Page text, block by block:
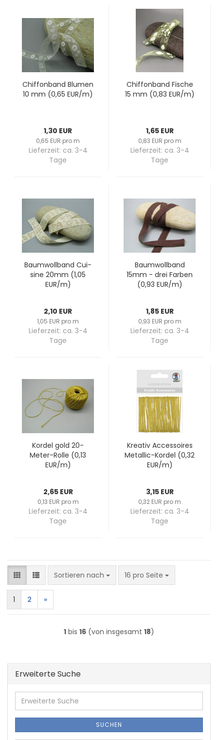
Chif­fon­band Blu­men
10 mm (0,65 EUR/m)
1,30 EUR
0,65 EUR pro m
Lieferzeit: ca. 3-4
Tage
Chif­fon­band Fi­sche
15 mm (0,83 EUR/m)
1,65 EUR
0,83 EUR pro m
Lieferzeit: ca. 3-4
Tage
Baum­woll­band Cui­
sine 20mm (1,05
EUR/m)
2,10 EUR
1,05 EUR pro m
Lieferzeit: ca. 3-4
Tage
Baum­woll­band
15mm - drei Far­ben
(0,93 EUR/m)
1,85 EUR
0,93 EUR pro m
Lieferzeit: ca. 3-4
Tage
Kor­del gold 20-​
Meter-​Rolle (0,13
EUR/m)
2,65 EUR
0,13 EUR pro m
Lieferzeit: ca. 3-4
Tage
Krea­tiv Ac­ces­soires
Metallic-​​Kor­del (0,32
EUR/m)
3,15 EUR
0,32 EUR pro m
Lieferzeit: ca. 3-4
Tage
Sortieren nach
Sortieren nach 16 pro Seite
pro Seite
1 2 »
1 bis 16 (von insgesamt 18)
Erweiterte Suche
Erweiterte
Suche
SUCHEN